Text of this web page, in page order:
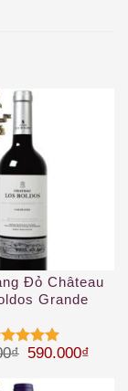
1.050.000₫.
Đỏ Château
Grande
xếp
₫ Giá gốc là:
590.000₫